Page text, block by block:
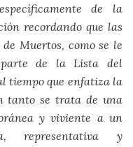
de la
recordando que las
Muertos, como se le
parte de la Lista del
tiempo que enfatiza la
tanto se trata de una
y viviente a un
representativa y